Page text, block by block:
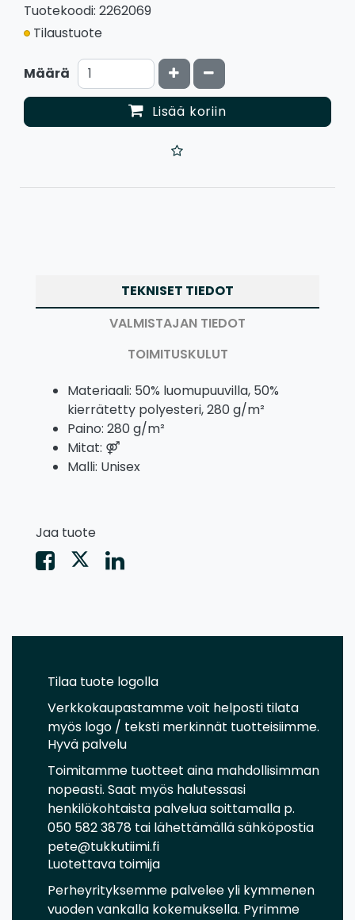
Tuotekoodi: 2262069
Tilaustuote
Määrä Kasvata määrää
Vähennä määrää
Lisää koriin
TEKNISET TIEDOT
VALMISTAJAN TIEDOT
TOIMITUSKULUT
Materiaali: 50% luomupuuvilla, 50%
kierrätetty polyesteri, 280 g/m²
Paino: 280 g/m²
Mitat: ⚤
Malli: Unisex
Jaa tuote
Tilaa tuote logolla
Verkkokaupastamme voit helposti tilata
myös logo / teksti merkinnät tuotteisiimme.
Hyvä palvelu
Toimitamme tuotteet aina mahdollisimman
nopeasti. Saat myös halutessasi
henkilökohtaista palvelua soittamalla p.
050 582 3878 tai lähettämällä sähköpostia
pete@tukkutiimi.fi
Luotettava toimija
Perheyrityksemme palvelee yli kymmenen
vuoden vankalla kokemuksella. Pyrimme